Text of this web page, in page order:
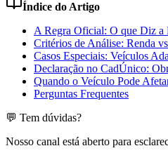
Índice do Artigo
A Regra Oficial: O que Diz a
Critérios de Análise: Renda
Casos Especiais: Veículos
Declaração no CadÚnico:
Quando o Veículo Pode
Perguntas Frequentes
💬 Tem dúvidas?
Nosso canal está aberto para